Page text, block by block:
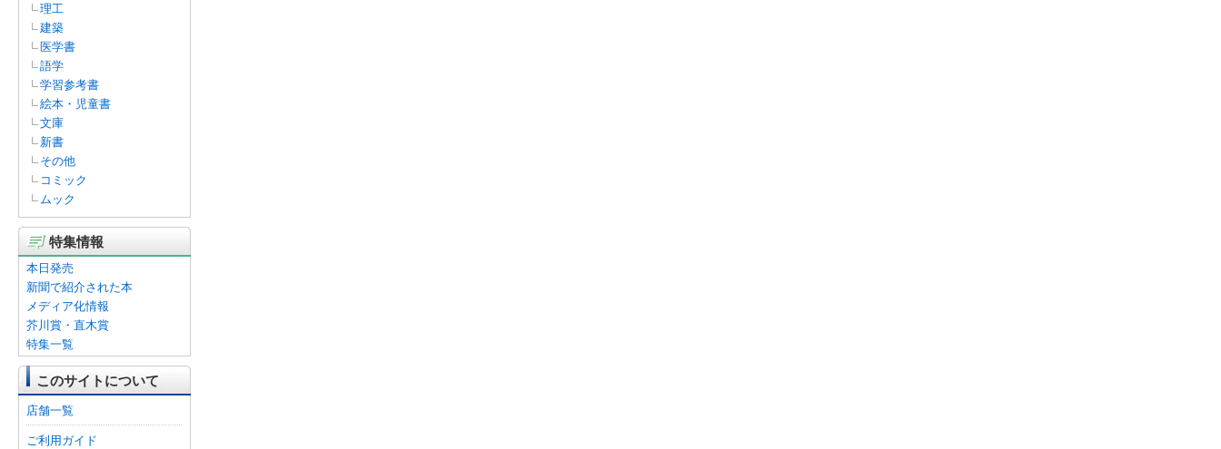
理工
建築
医学書
語学
学習参考書
絵本・児童書
文庫
新書
その他
コミック
ムック
特集情報
本日発売
新聞で紹介された本
メディア化情報
芥川賞・直木賞
特集一覧
このサイトについて
店舗一覧
ご利用ガイド